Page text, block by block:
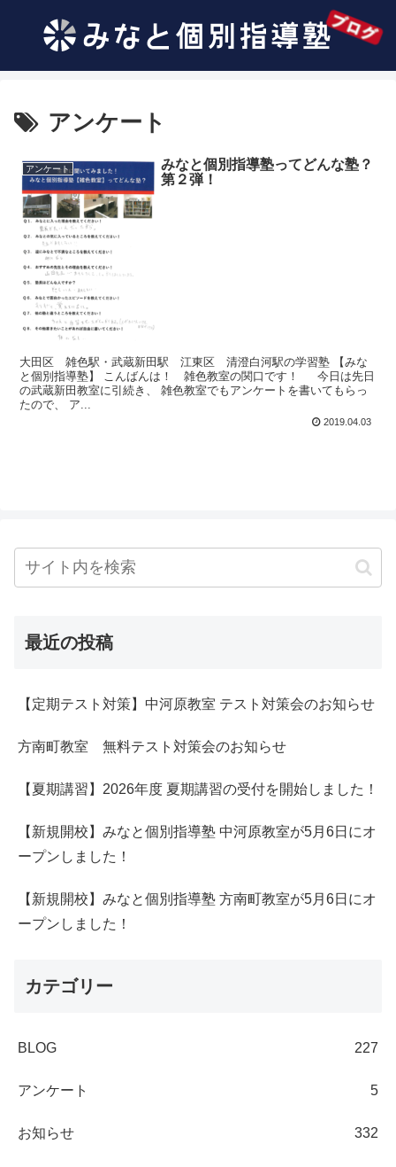
アンケート
アンケート
みなと個別指導塾ってどんな塾？
第２弾！
大田区 雑色駅・武蔵新田駅 江東区 清澄白河駅の学習塾 【みな
と個別指導塾】 こんばんは！ 雑色教室の関口です！ 今日は先日
の武蔵新田教室に引続き、 雑色教室でもアンケートを書いてもらっ
たので、 ア...
2019.04.03
最近の投稿
【定期テスト対策】中河原教室 テスト対策会のお知らせ
方南町教室 無料テスト対策会のお知らせ
【夏期講習】2026年度 夏期講習の受付を開始しました！
【新規開校】みなと個別指導塾 中河原教室が5月6日にオ
ープンしました！
【新規開校】みなと個別指導塾 方南町教室が5月6日にオ
ープンしました！
カテゴリー
BLOG 227
アンケート 5
お知らせ 332